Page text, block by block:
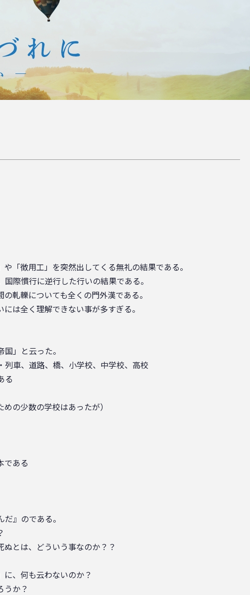
「徴用工」を突然出してくる無礼の結果である。
際慣行に逆行した行いの結果である。
軋轢についても全くの門外漢である。
は全く理解できない事が多すぎる。
」と云った。
車、道路、橋、小学校、中学校、高校
る
の少数の学校はあったが）
である
』のである。
とは、どういう事なのか？？
に、何も云わないのか？
うか？